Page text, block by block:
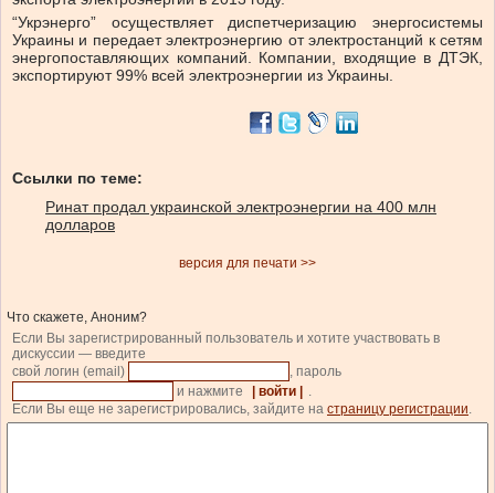
“Укрэнерго” осуществляет диспетчеризацию энергосистемы
Украины и передает электроэнергию от электростанций к сетям
энергопоставляющих компаний. Компании, входящие в ДТЭК,
экспортируют 99% всей электроэнергии из Украины.
Ссылки по теме:
Ринат продал украинской электроэнергии на 400 млн
долларов
версия для печати >>
Что скажете, Аноним?
Если Вы зарегистрированный пользователь и хотите участвовать в
дискуссии — введите
свой логин (email)
, пароль
и нажмите
| войти |
.
Если Вы еще не зарегистрировались, зайдите на страницу регистрации.